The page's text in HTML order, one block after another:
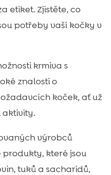
etiket. Zjistěte, co
potřeby vaší kočky v
krmiva s
znalosti o
koček, ať už
aktivity.
výrobců
které jsou
tuků a sacharidů,